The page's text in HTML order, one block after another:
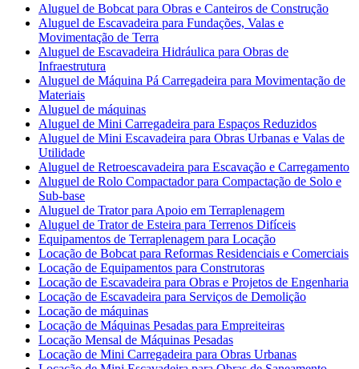
Aluguel de Bobcat para Obras e Canteiros de Construção
Aluguel de Escavadeira para Fundações, Valas e
Movimentação de Terra
Aluguel de Escavadeira Hidráulica para Obras de
Infraestrutura
Aluguel de Máquina Pá Carregadeira para Movimentação de
Materiais
Aluguel de máquinas
Aluguel de Mini Carregadeira para Espaços Reduzidos
Aluguel de Mini Escavadeira para Obras Urbanas e Valas de
Utilidade
Aluguel de Retroescavadeira para Escavação e Carregamento
Aluguel de Rolo Compactador para Compactação de Solo e
Sub-base
Aluguel de Trator para Apoio em Terraplenagem
Aluguel de Trator de Esteira para Terrenos Difíceis
Equipamentos de Terraplenagem para Locação
Locação de Bobcat para Reformas Residenciais e Comerciais
Locação de Equipamentos para Construtoras
Locação de Escavadeira para Obras e Projetos de Engenharia
Locação de Escavadeira para Serviços de Demolição
Locação de máquinas
Locação de Máquinas Pesadas para Empreiteiras
Locação Mensal de Máquinas Pesadas
Locação de Mini Carregadeira para Obras Urbanas